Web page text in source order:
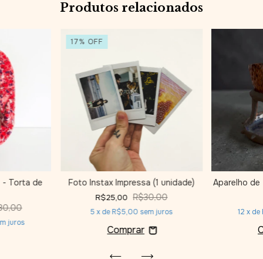
Produtos relacionados
- Torta de
juros
17% OFF
Foto Instax Impressa (1 unidade)
R$25,00 R$30,00
5 x deR$5,00 sem juros
Aparelho
12 x de